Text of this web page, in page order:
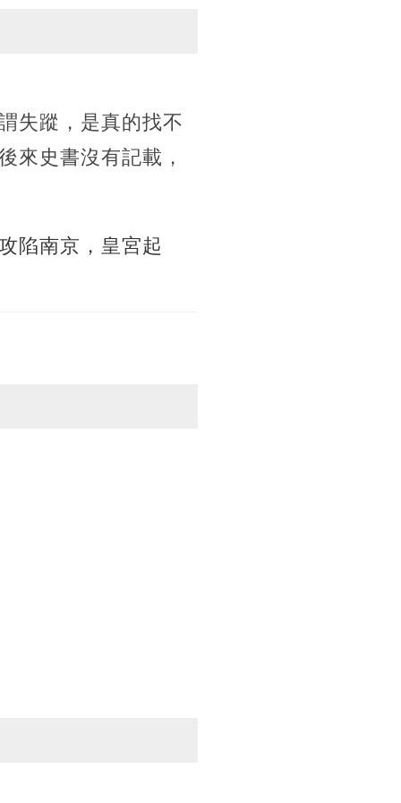
失蹤，是真的找不
來史書沒有記載，
陷南京，皇宮起